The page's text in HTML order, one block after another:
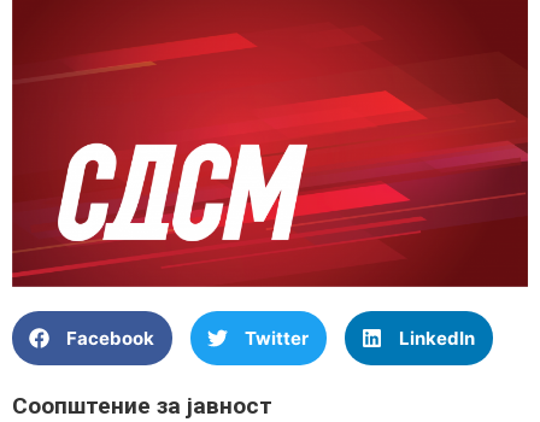
Facebook Twitter LinkedIn
Соопштение за јавност